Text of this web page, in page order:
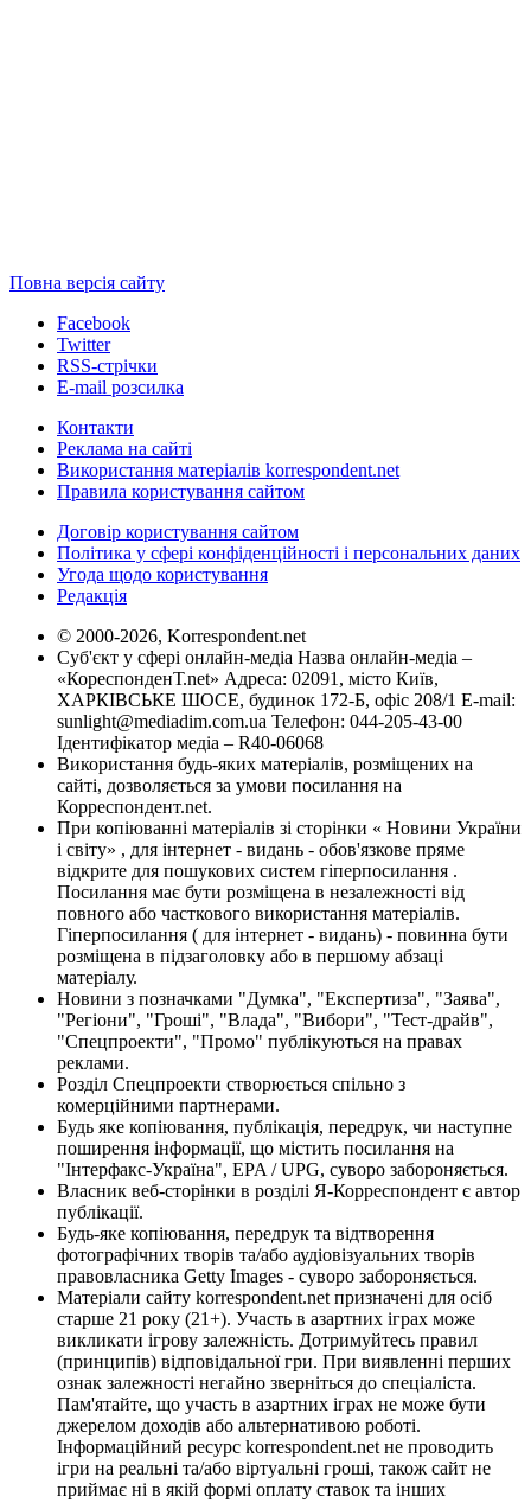
Повна версія сайту
Facebook
Twitter
RSS-стрічки
E-mail розсилка
Контакти
Реклама на сайті
Використання матеріалів korrespondent.net
Правила користування сайтом
Договір користування сайтом
Політика у сфері конфіденційності і персональних даних
Угода щодо користування
Редакція
© 2000-2026, Korrespondent.net
Суб'єкт у сфері онлайн-медіа Назва онлайн-медіа –
«КореспонденТ.net» Адреса: 02091, місто Київ,
ХАРКІВСЬКЕ ШОСЕ, будинок 172-Б, офіс 208/1 E-mail:
sunlight@mediadim.com.ua Телефон: 044-205-43-00
Ідентифікатор медіа – R40-06068
Використання будь-яких матеріалів, розміщених на
сайті, дозволяється за умови посилання на
Корреспондент.net.
При копіюванні матеріалів зі сторінки « Новини України
і світу» , для інтернет - видань - обов'язкове пряме
відкрите для пошукових систем гіперпосилання .
Посилання має бути розміщена в незалежності від
повного або часткового використання матеріалів.
Гіперпосилання ( для інтернет - видань) - повинна бути
розміщена в підзаголовку або в першому абзаці
матеріалу.
Новини з позначками "Думка", "Експертиза", "Заява",
"Регіони", "Гроші", "Влада", "Вибори", "Тест-драйв",
"Спецпроекти", "Промо" публікуються на правах
реклами.
Розділ Спецпроекти створюється спільно з
комерційними партнерами.
Будь яке копіювання, публікація, передрук, чи наступне
поширення інформації, що містить посилання на
"Інтерфакс-Україна", EPA / UPG, суворо забороняється.
Власник веб-сторінки в розділі Я-Корреспондент є автор
публікації.
Будь-яке копіювання, передрук та відтворення
фотографічних творів та/або аудіовізуальних творів
правовласника Getty Images - суворо забороняється.
Матеріали сайту korrespondent.net призначені для осіб
старше 21 року (21+). Участь в азартних іграх може
викликати ігрову залежність. Дотримуйтесь правил
(принципів) відповідальної гри. При виявленні перших
ознак залежності негайно зверніться до спеціаліста.
Пам'ятайте, що участь в азартних іграх не може бути
джерелом доходів або альтернативою роботі.
Інформаційний ресурс korrespondent.net не проводить
ігри на реальні та/або віртуальні гроші, також сайт не
приймає ні в якій формі оплату ставок та інших